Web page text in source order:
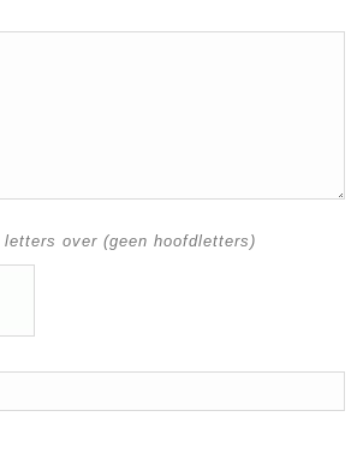
letters over (geen hoofdletters)